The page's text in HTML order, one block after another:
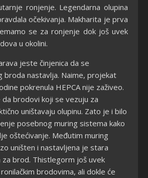
ronjenje. Legendarna olupina
očekivanja. Makharita je prva
se za ronjenje dok još uvek
u okolini.
jeste činjenica da se
broda nastavlja. Naime, projekat
pokrenula HEPCA nije zaživeo.
brodovi koji se vezuju za
uništavaju olupinu. Zato je i bilo
posebnog muring sistema kako
oštećivanje. Međutim muring
uništen i nastavljena je stara
za brod. Thistlegorm još uvek
brodovima, ali dokle će